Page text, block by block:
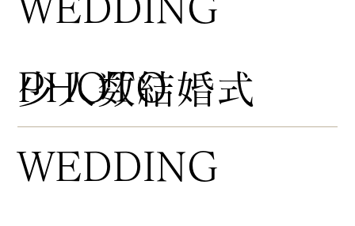
​少人数結婚式
WEDDING
PHOTO
WEDDING